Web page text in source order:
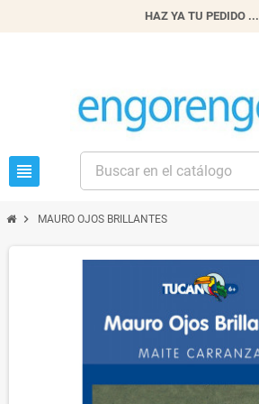
HAZ YA TU PEDIDO ...
view_headline
chevron_right MAURO OJOS BRILLANTES